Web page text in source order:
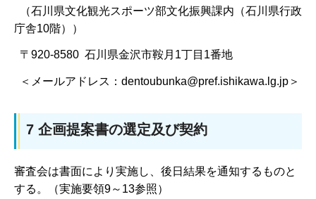
（石川県文化観光スポーツ部文化振興課内（石川県行政
庁舎10階））
〒920-8580 石川県金沢市鞍月1丁目1番地
＜メールアドレス：dentoubunka@pref.ishikawa.lg.jp＞
7 企画提案書の選定及び契約
審査会は書面により実施し、後日結果を通知するものと
する。（実施要領9～13参照）